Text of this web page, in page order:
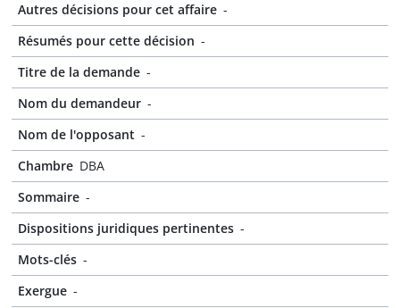
Autres décisions pour cet affaire -
Résumés pour cette décision -
Titre de la demande -
Nom du demandeur -
Nom de l'opposant -
Chambre DBA
Sommaire -
Dispositions juridiques pertinentes -
Mots-clés -
Exergue -